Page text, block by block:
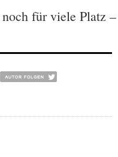
für viele Platz –